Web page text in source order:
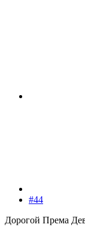
#44
Дорогой Према